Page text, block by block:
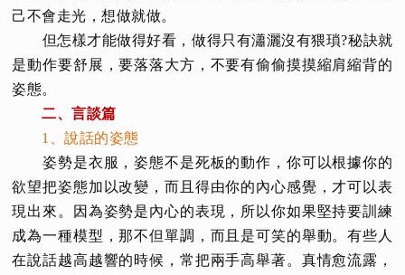
己不會走光，想做就做。
但怎樣才能做得好看，做得只有瀟灑沒有猥瑣?秘訣就
是動作要舒展，要落落大方，不要有偷偷摸摸縮肩縮背的
姿態。
二、言談篇
1、說話的姿態
姿勢是衣服，姿態不是死板的動作，你可以根據你的
欲望把姿態加以改變，而且得由你的內心感覺，才可以表
現出來。因為姿勢是內心的表現，所以你如果堅持要訓練
成為一種模型，那不但單調，而且是可笑的舉動。有些人
在說話越高越響的時候，常把兩手高舉著。真情愈流露，